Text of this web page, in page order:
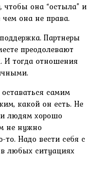
чтобы она “остыла” и
чем она не права.
Партнеры
преодолевают
И тогда отношения
самим
какой он есть. Не
людям хорошо
не нужно
то. Надо вести себя с
любых ситуациях